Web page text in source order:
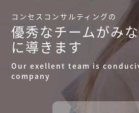
コンセスコンサルティングの
優秀なチームがみ
に導きます
Our exellent team is
company